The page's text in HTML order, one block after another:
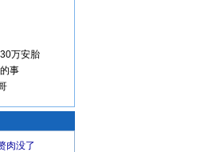
万安胎
事
肉没了